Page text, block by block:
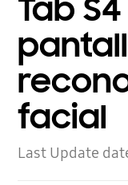
Tab
facial
Last Update